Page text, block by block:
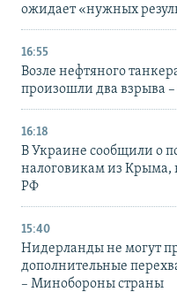
ожидает «нужных
16:55
Возле нефтяного
произошли два взрыва –
16:18
В Украине сообщили о
налоговикам из Крыма,
РФ
15:40
Нидерланды не могут
дополнительные
– Минобороны страны